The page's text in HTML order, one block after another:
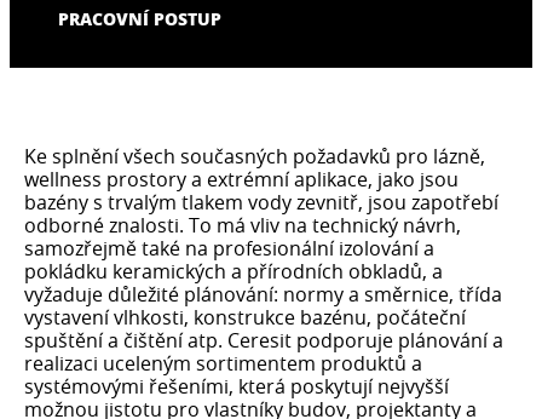
PRACOVNÍ POSTUP
Ke splnění všech současných požadavků pro lázně,
wellness prostory a extrémní aplikace, jako jsou
bazény s trvalým tlakem vody zevnitř, jsou zapotřebí
odborné znalosti. To má vliv na technický návrh,
samozřejmě také na profesionální izolování a
pokládku keramických a přírodních obkladů, a
vyžaduje důležité plánování: normy a směrnice, třída
vystavení vlhkosti, konstrukce bazénu, počáteční
spuštění a čištění atp. Ceresit podporuje plánování a
realizaci uceleným sortimentem produktů a
systémovými řešeními, která poskytují nejvyšší
možnou jistotu pro vlastníky budov, projektanty a